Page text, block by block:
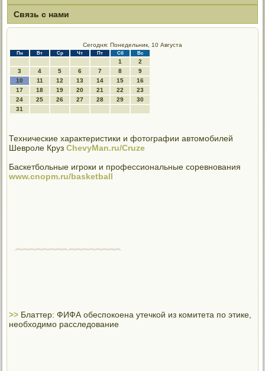
Связь с нами
Сегодня: Понедельник, 10 Августа
Пн Вт Ср Чт Пт Сб Вс
1
2
3
4 5 6 7 8
9
10
11 12 13 14 15
16
17
18 19 20 21 22
23
24
25 26 27 28 29
30
31
Технические характеристики и фотографии автомобилей
Шевроле КрузChevyMan.ru/Cruze
Баскетбольные игроки и профессиональные соревнования
www.cnopm.ru/basketball
>> Блаттер: ФИФА обеспокоена утечкой из комитета по этике,
необходимо расследование